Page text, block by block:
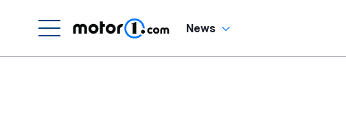
News